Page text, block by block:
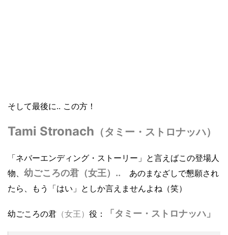
そして最後に.. この方！
Tami Stronach （タミー・ストロナッハ）
「ネバーエンディング・ストーリー」と言えばこの登場人
物、 幼ごころの君（女王）.. あのまなざしで懇願され
たら、もう「はい」としか言えませんよね（笑）
幼ごころの君 （女王） 役： 「タミー・ストロナッハ」